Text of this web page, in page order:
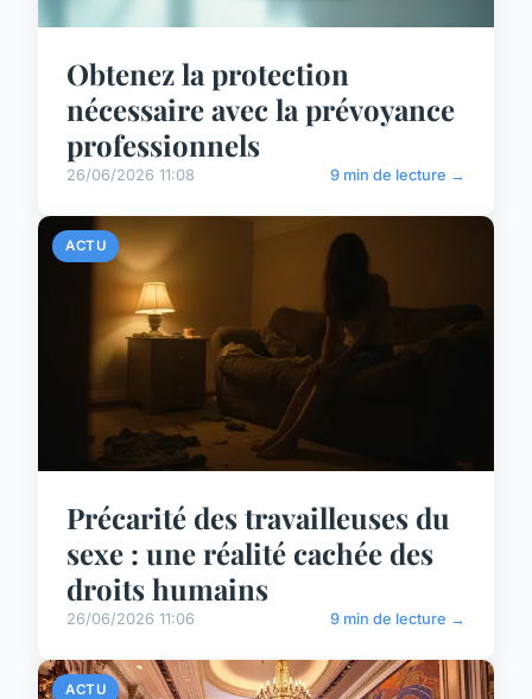
Obtenez la protection
nécessaire avec la prévoyance
professionnels
26/06/2026 11:08 9 min de lecture →
ACTU
Précarité des travailleuses du
sexe : une réalité cachée des
droits humains
26/06/2026 11:06 9 min de lecture →
ACTU